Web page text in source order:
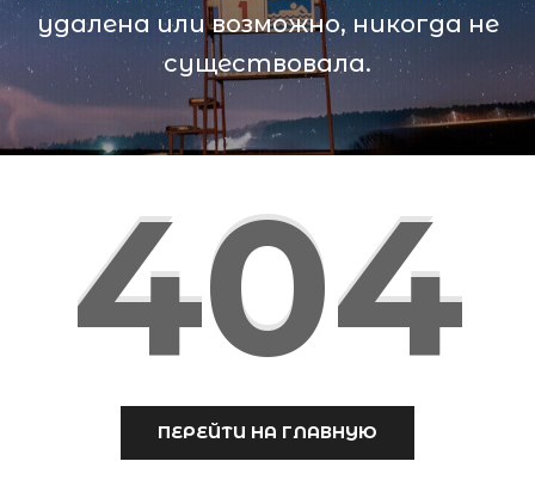
удалена или возможно, никогда не
существовала.
404
ПЕРЕЙТИ НА ГЛАВНУЮ